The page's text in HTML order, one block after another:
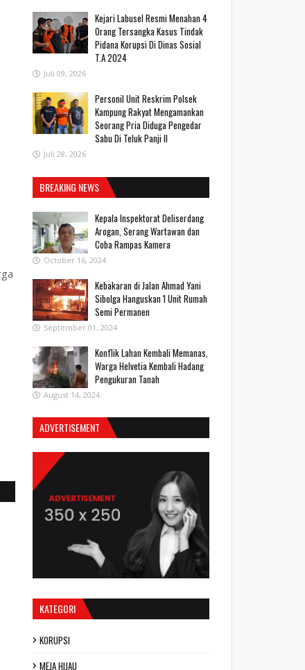
‎Kejari Labusel Resmi Menahan 4
Orang Tersangka Kasus Tindak
Pidana Korupsi Di Dinas Sosial
T.A 2024
Juli 09, 2026
Personil Unit Reskrim Polsek
Kampung Rakyat Mengamankan
Seorang Pria Diduga Pengedar
Sabu Di Teluk Panji II
Juli 28, 2026
BREAKING NEWS
Kepala Inspektorat Deliserdang
Arogan, Serang Wartawan dan
Coba Rampas Kamera
October 16, 2024
Kebakaran di Jalan Ahmad Yani
Sibolga Hanguskan 1 Unit Rumah
Semi Permanen
September 01, 2024
Konflik Lahan Kembali Memanas,
Warga Helvetia Kembali Hadang
Pengukuran Tanah
August 14, 2024
ADVERTISEMENT
KATEGORI
KORUPSI
MEJA HIJAU